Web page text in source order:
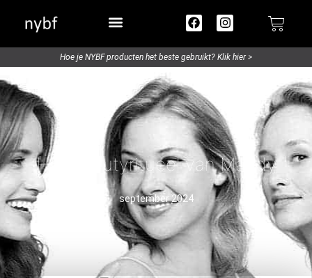
Hoe je NYBF producten het beste gebruikt? Klik hier >
Het beautyritueel van Mandy
september 2024